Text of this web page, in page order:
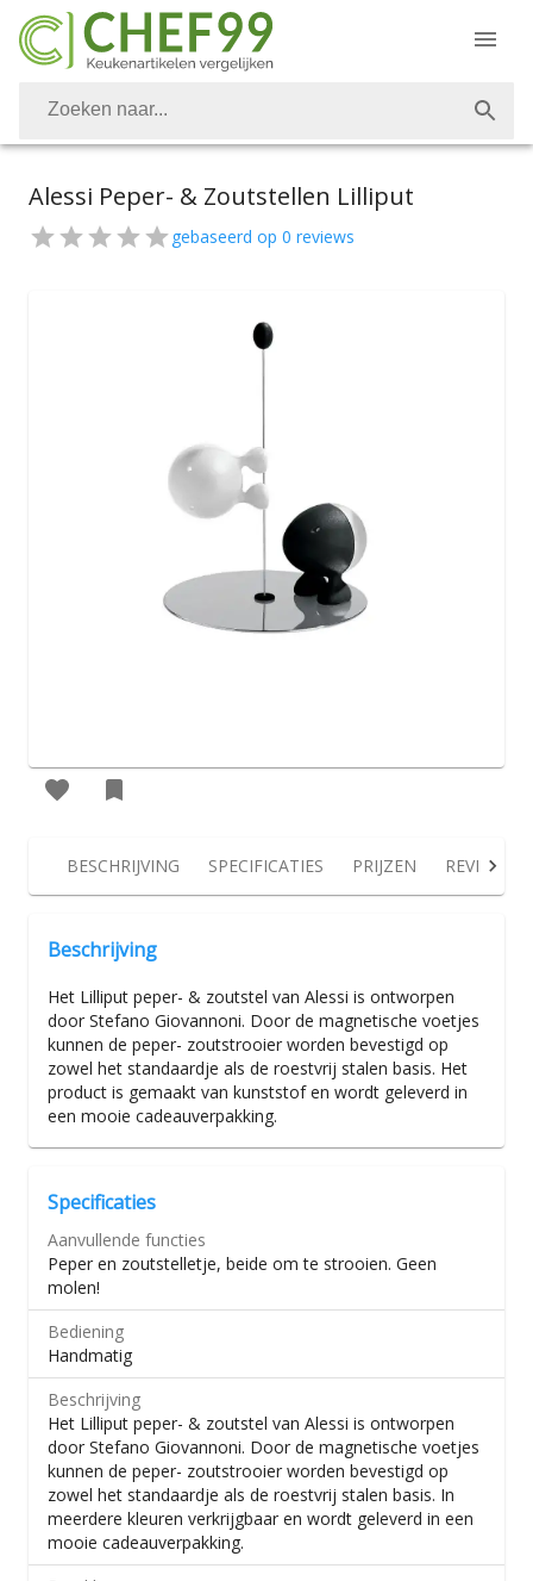
Alessi Peper- & Zoutstellen Lilliput
gebaseerd op 0 reviews
BESCHRIJVING SPECIFICATIES PRIJZEN REVIEWS
Beschrijving
Het Lilliput peper- & zoutstel van Alessi is ontworpen
door Stefano Giovannoni. Door de magnetische voetjes
kunnen de peper- zoutstrooier worden bevestigd op
zowel het standaardje als de roestvrij stalen basis. Het
product is gemaakt van kunststof en wordt geleverd in
een mooie cadeauverpakking.
Specificaties
Aanvullende functies
Peper en zoutstelletje, beide om te strooien. Geen
molen!
Bediening
Handmatig
Beschrijving
Het Lilliput peper- & zoutstel van Alessi is ontworpen
door Stefano Giovannoni. Door de magnetische voetjes
kunnen de peper- zoutstrooier worden bevestigd op
zowel het standaardje als de roestvrij stalen basis. In
meerdere kleuren verkrijgbaar en wordt geleverd in een
mooie cadeauverpakking.